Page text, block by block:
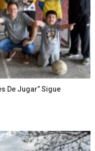
De Jugar” Sigue